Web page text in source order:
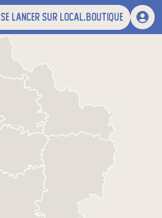
se lancer sur local.boutique